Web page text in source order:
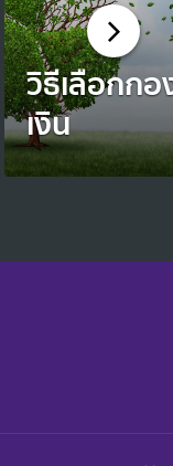
วิธีเลือกก
เงิน